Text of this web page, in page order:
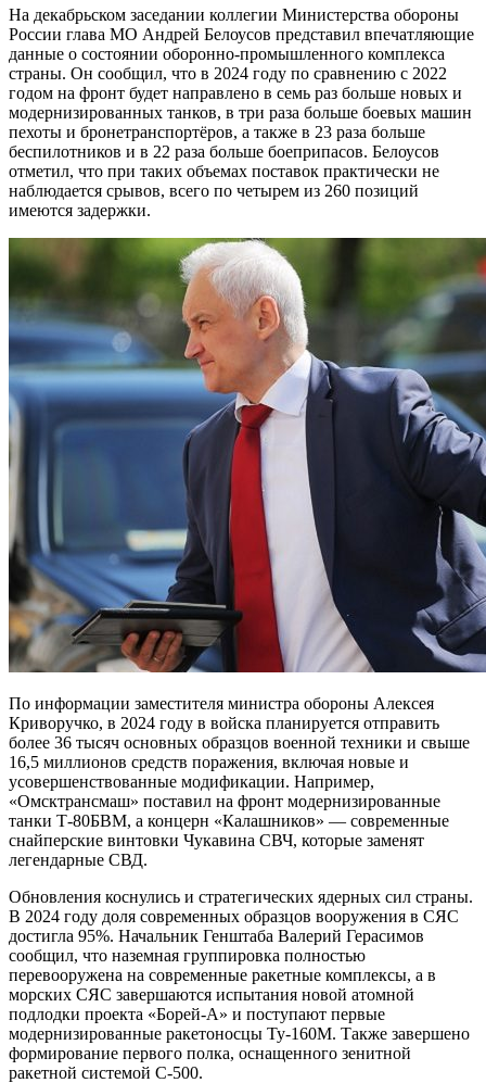
На декабрьском заседании коллегии Министерства обороны
России глава МО Андрей Белоусов представил впечатляющие
данные о состоянии оборонно-промышленного комплекса
страны. Он сообщил, что в 2024 году по сравнению с 2022
годом на фронт будет направлено в семь раз больше новых и
модернизированных танков, в три раза больше боевых машин
пехоты и бронетранспортёров, а также в 23 раза больше
беспилотников и в 22 раза больше боеприпасов. Белоусов
отметил, что при таких объемах поставок практически не
наблюдается срывов, всего по четырем из 260 позиций
имеются задержки.
По информации заместителя министра обороны Алексея
Криворучко, в 2024 году в войска планируется отправить
более 36 тысяч основных образцов военной техники и свыше
16,5 миллионов средств поражения, включая новые и
усовершенствованные модификации. Например,
«Омсктрансмаш» поставил на фронт модернизированные
танки Т-80БВМ, а концерн «Калашников» — современные
снайперские винтовки Чукавина СВЧ, которые заменят
легендарные СВД.
Обновления коснулись и стратегических ядерных сил страны.
В 2024 году доля современных образцов вооружения в СЯС
достигла 95%. Начальник Генштаба Валерий Герасимов
сообщил, что наземная группировка полностью
перевооружена на современные ракетные комплексы, а в
морских СЯС завершаются испытания новой атомной
подлодки проекта «Борей-А» и поступают первые
модернизированные ракетоносцы Ту-160М. Также завершено
формирование первого полка, оснащенного зенитной
ракетной системой С-500.